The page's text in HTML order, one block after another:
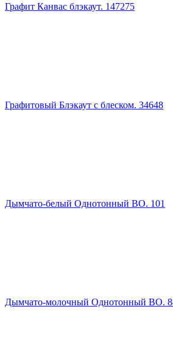
Графит Канвас блэкаут. 147275
Графитовый Блэкаут с блеском. 34648
Дымчато-белый Однотонный ВО. 101
Дымчато-молочный Однотонный ВО.